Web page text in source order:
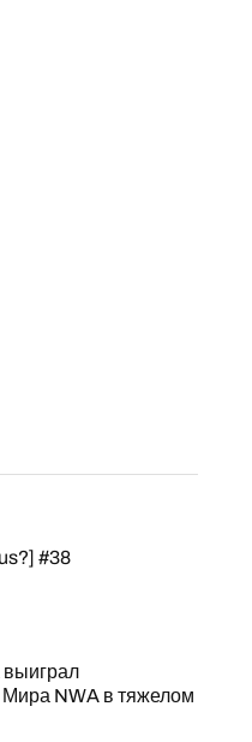
#38
выиграл
NWA в тяжелом